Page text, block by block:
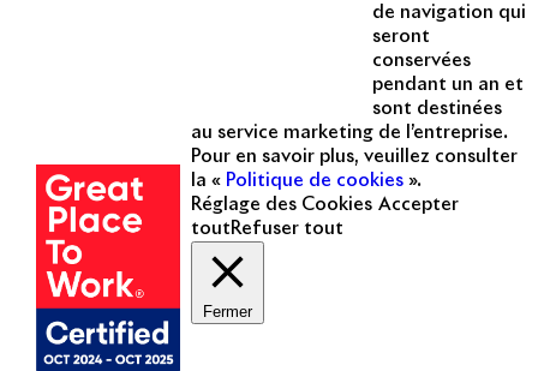
de navigation qui
seront
conservées
pendant un an et
sont destinées
au service marketing de l’entreprise.
Pour en savoir plus, veuillez consulter
la « Politique de cookies ».
Réglage des Cookies Accepter
tout Refuser tout
Fermer